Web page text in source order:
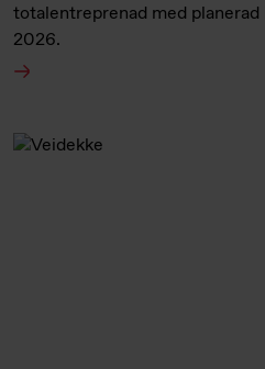
totalentreprenad med
2026.